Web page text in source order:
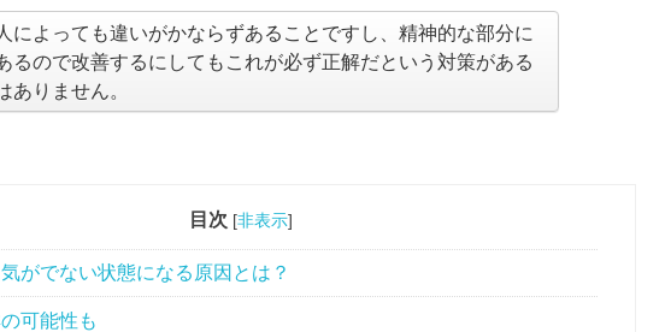
によっても違いがかならずあることですし、精神的な部分に
るので改善するにしてもこれが必ず正解だという対策がある
ありません。
目次 [非表示]
がでない状態になる原因とは？
可能性も